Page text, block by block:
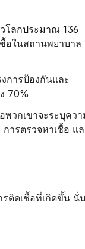
โลกประมาณ 136
อในสถานพยาบาล
การป้องกันและ
70%
วกเขาจะระบุควา
ารตรวจหาเชื้อ แล
รติดเชื้อที่เกิดขึ้น นั่